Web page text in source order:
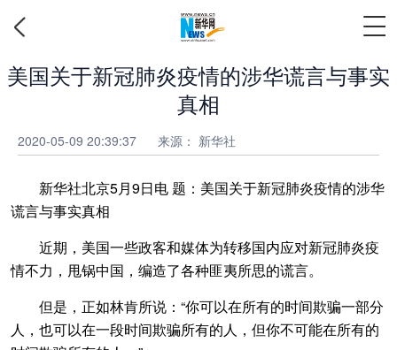
美国关于新冠肺炎疫情的涉华谎言与事实
真相
2020-05-09 20:39:37 来源： 新华社
新华社北京5月9日电题：美国关于新冠肺炎疫情的涉华
谎言与事实真相
近期，美国一些政客和媒体为转移国内应对新冠肺炎疫
情不力，甩锅中国，编造了各种匪夷所思的谎言。
但是，正如林肯所说：“你可以在所有的时间欺骗一部分
人，也可以在一段时间欺骗所有的人，但你不可能在所有的